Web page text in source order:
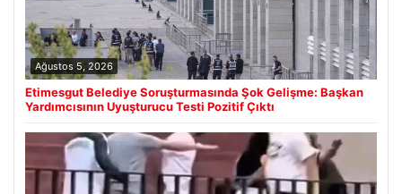
Ağustos 5, 2026
Etimesgut Belediye Soruşturmasında Şok Gelişme: Başkan
Yardımcısının Uyuşturucu Testi Pozitif Çıktı